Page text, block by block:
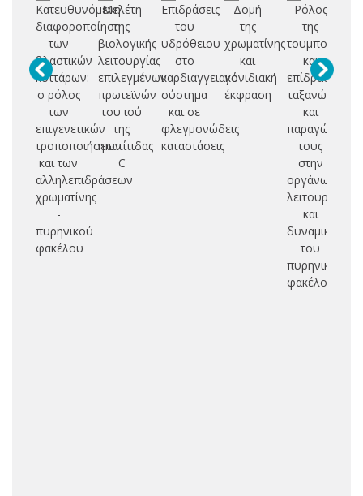
Κατευθυνόμενη
διαφοροποίηση
των
βλαστικών
κυττάρων:
ο ρόλος
των
επιγενετικών
τροποποιήσεων
και των
αλληλεπιδράσεων
χρωματίνης
-
πυρηνικού
φακέλου
Μελέτη
της
βιολογικής
λειτουργίας
επιλεγμένων
πρωτεϊνών
του ιού
της
ηπατίτιδας
C
Επιδράσεις
του
υδρόθειου
στο
καρδιαγγειακό
σύστημα
και σε
φλεγμονώδεις
καταστάσεις
Δομή
της
χρωματίνης
και
γονιδιακή
έκφραση
Ρόλος
της
τουμπουλίνης
και
επίδραση
ταξανών
και
παραγώγων
τους
στην
οργάνωση,
και
δυναμική
του
πυρηνικού
φακέλου